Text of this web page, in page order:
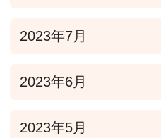
2023年7月
2023年6月
2023年5月